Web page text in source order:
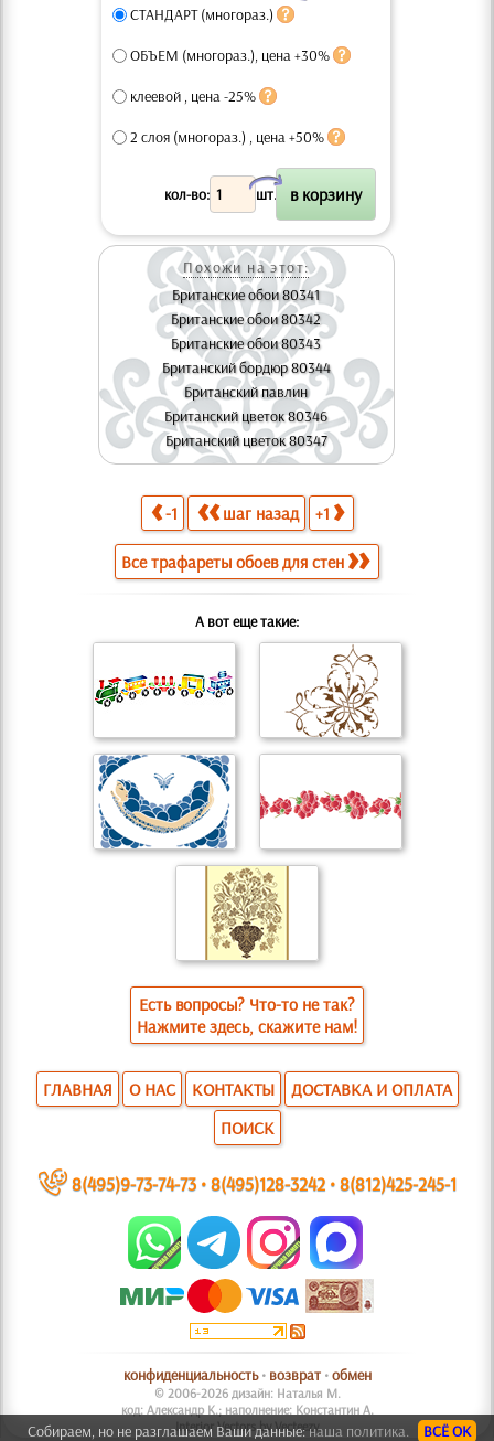
СТАНДАРТ (многораз.)
ОБЪЕМ (многораз.), цена +30%
клеевой , цена -25%
2 слоя (многораз.) , цена +50%
кол-во: шт.
X
Похожи на этот:
Британские обои 80341
Британские обои 80342
Британские обои 80343
Британский бордюр 80344
Британский павлин
Британский цветок 80346
Британский цветок 80347
-1 шаг назад +1
Все трафареты обоев для стен
А вот еще такие:
Есть вопросы? Что-то не так?
Нажмите здесь, скажите нам!
ГЛАВНАЯ О НАС КОНТАКТЫ
ДОСТАВКА И ОПЛАТА
ПОИСК
~ 8(495)9-73-74-73•8(495)128-3242•8(812)425-245-1
конфиденциальность• возврат•обмен
© 2006-2026 дизайн: Наталья М.
код: Александр К.; наполнение: Константин А.
Interior Vectors by Vecteezy
ВСЁ ОК
Собираем, но не разглашаем Ваши данные: наша политика.